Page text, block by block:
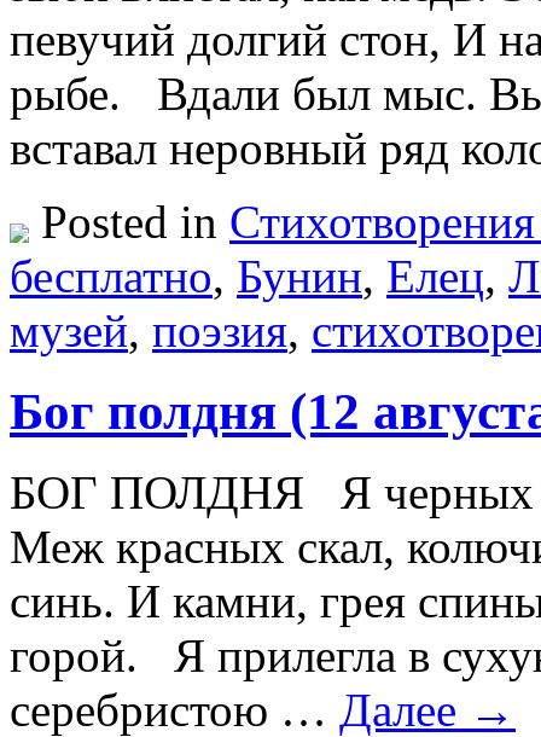
певучий долгий стон, И
рыбе. Вдали был мыс.
вставал неровный ряд
Posted in
бесплатно, Бунин, Елец,
музей, поэзия,
Бог полдня (12
БОГ ПОЛДНЯ Я черных
Меж красных скал,
синь. И камни, грея
горой. Я прилегла в
серебристою … Далее →